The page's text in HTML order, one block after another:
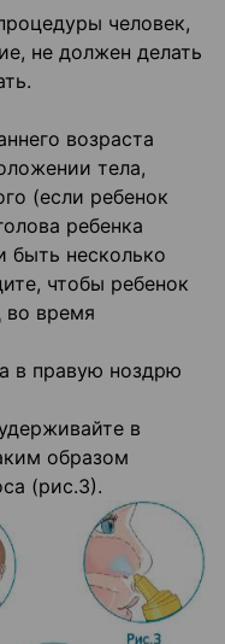
человек,
не должен делать
возраста
тела,
(если ребенок
ребенка
быть несколько
чтобы ребенок
во время
в правую ноздрю
в
образом
(рис.З).